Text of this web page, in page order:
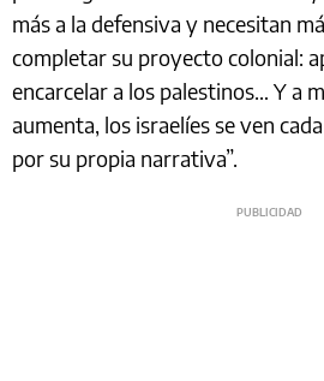
más a la defensiva y necesitan
completar su proyecto colonial:
encarcelar a los palestinos… Y a
aumenta, los israelíes se ven
por su propia narrativa”.